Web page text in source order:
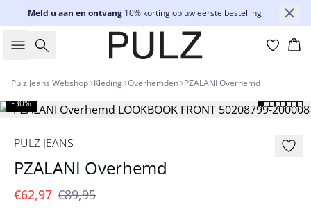
Meld u aan en ontvang10% korting op uw eerste bestelling
Zoeken
Pulz Jeans Webshop Kleding Overhemden PZALANI Overhemd
-30%
PULZ JEANS
PZALANI Overhemd
€62,97 €89,95